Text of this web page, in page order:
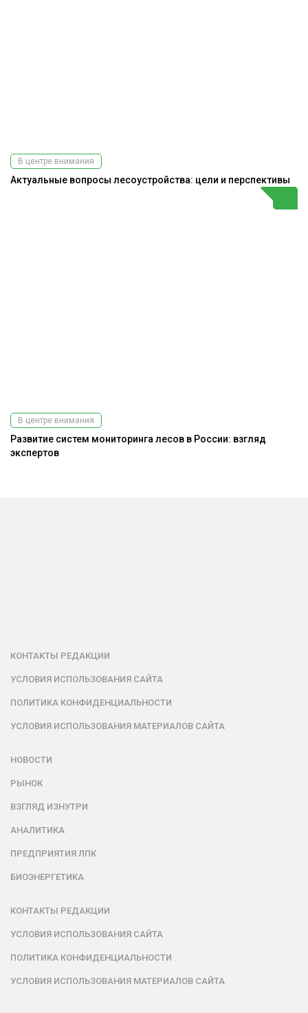
В центре внимания
Актуальные вопросы лесоустройства: цели и перспективы
В центре внимания
Развитие систем мониторинга лесов в России: взгляд
экспертов
КОНТАКТЫ РЕДАКЦИИ
УСЛОВИЯ ИСПОЛЬЗОВАНИЯ САЙТА
ПОЛИТИКА КОНФИДЕНЦИАЛЬНОСТИ
УСЛОВИЯ ИСПОЛЬЗОВАНИЯ МАТЕРИАЛОВ САЙТА
НОВОСТИ
РЫНОК
ВЗГЛЯД ИЗНУТРИ
АНАЛИТИКА
ПРЕДПРИЯТИЯ ЛПК
БИОЭНЕРГЕТИКА
КОНТАКТЫ РЕДАКЦИИ
УСЛОВИЯ ИСПОЛЬЗОВАНИЯ САЙТА
ПОЛИТИКА КОНФИДЕНЦИАЛЬНОСТИ
УСЛОВИЯ ИСПОЛЬЗОВАНИЯ МАТЕРИАЛОВ САЙТА